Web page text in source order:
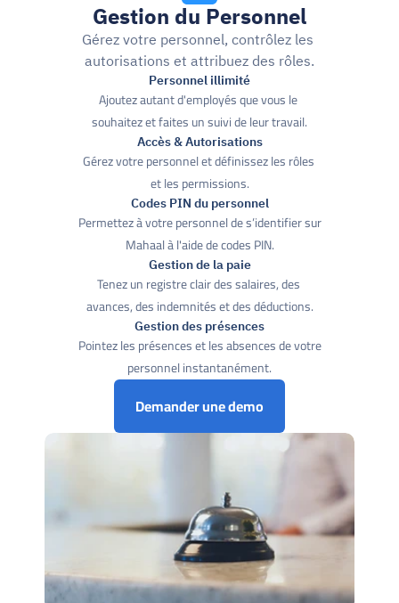
Demander une demo
Gestion du Personnel
Gérez votre personnel, contrôlez les
autorisations et attribuez des rôles.
Personnel illimité
Ajoutez autant d'employés que vous le
souhaitez et faites un suivi de leur travail.
Accès & Autorisations
Gérez votre personnel et définissez les rôles
et les permissions.
Codes PIN du personnel
Permettez à votre personnel de s’identifier sur
Mahaal à l'aide de codes PIN.
Gestion de la paie
Tenez un registre clair des salaires, des
avances, des indemnités et des déductions.
Gestion des présences
Pointez les présences et les absences de votre
personnel instantanément.